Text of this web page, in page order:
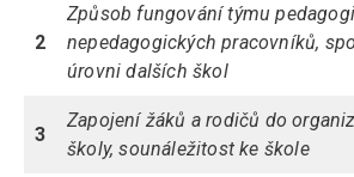
2
Způsob fungování týmu
nepedagogických pracovníků,
úrovni dalších škol
3
Zapojení žáků a rodičů do
školy, sounáležitost ke škole